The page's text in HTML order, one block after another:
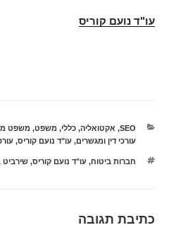
עו"ד נועם קוריס
קטגוריות
SEO
, אקטואליה,כללי, משפט, משפט
עורכי דין ומגשרים,עו"ד נועם קוריס,
תגיות
חברות ביטוח,עו"ד נועם קוריס,
כתיבת תגובה